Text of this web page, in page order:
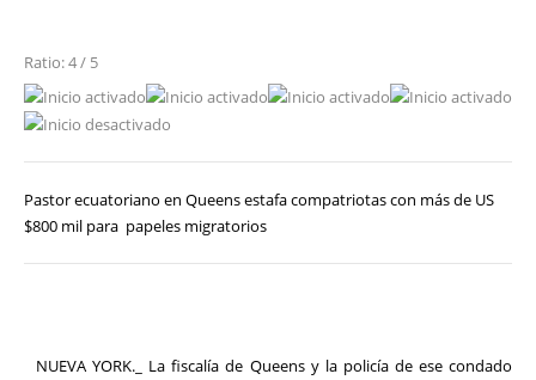
Ratio: 4 / 5
Pastor ecuatoriano en Queens estafa compatriotas con más de US
$800 mil para papeles migratorios
NUEVA YORK._ La fiscalía de Queens y la policía de ese condado